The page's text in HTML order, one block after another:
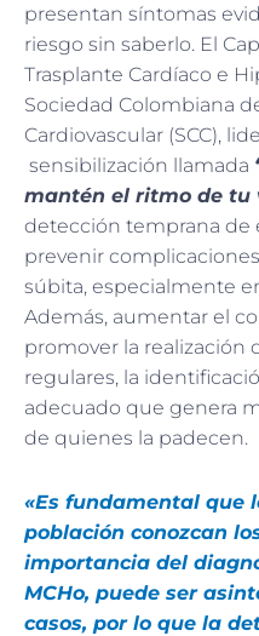
presentan síntomas
riesgo sin saberlo. El
Trasplante Cardíaco e
Sociedad Colombiana
Cardiovascular (SCC),
sensibilización llamada
mantén el ritmo de tu
detección temprana de
prevenir
súbita, especialmente
Además, aumentar el
promover la realización
regulares, la
adecuado que genera
de quienes la padecen.
«Es fundamental que
población conozcan
importancia del
MCHo, puede ser
casos, por lo que la